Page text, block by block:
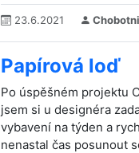
23.6.2021
Papírová loď
Po úspěšném projektu
jsem si u designéra
vybavení na týden a
nenastal čas posunout